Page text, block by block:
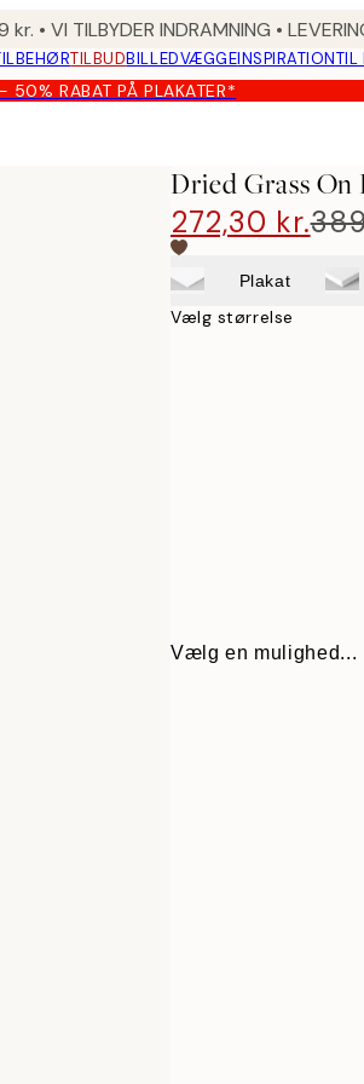
kr. • VI TILBYDER INDRAMNING •
TILBUDBILLEDVÆGGEINSPIRATIONTIL
50% RABAT PÅ PLAKATER*
Dried Grass
272,30 kr.
Plakat
Vælg størrelse
Vælg en mulighed...